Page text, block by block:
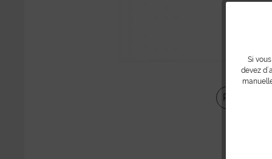
Partager
Si
devez